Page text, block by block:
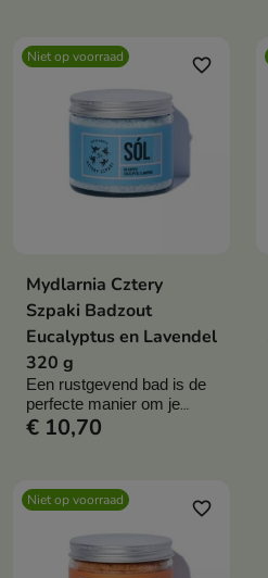
Niet op voorraad favorite_border
Mydlarnia Cztery
Szpaki Badzout
Eucalyptus en Lavendel
320 g
Een rustgevend bad is de
perfecte manier om je
lichaam en geest tot rust te
€ 10,70
Niet op voorraad favorite_border